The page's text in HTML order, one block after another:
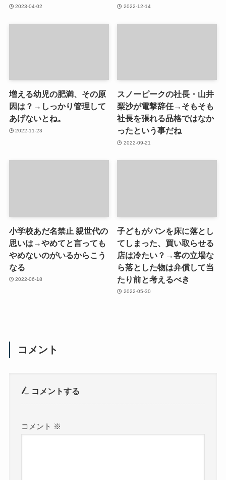
2023-04-02 2022-12-14
増える幼児の肥満、その原
因は？→しっかり管理して
あげないとね。
2022-11-23
スノーピークの社長・山井
梨沙が電撃辞任→そもそも
社長を張れる品格ではなか
ったという事だね
2022-09-21
小学校あだ名禁止 親世代の
思いは→やめてと言っても
やめないのがいるからこう
なる
2022-06-18
子どもがパンを床に落とし
てしまった、買い取らせる
店は冷たい？→客の立場な
ら落とした物は弁償して当
たり前と考えるべき
2022-05-30
コメント
コメントする
コメント ※